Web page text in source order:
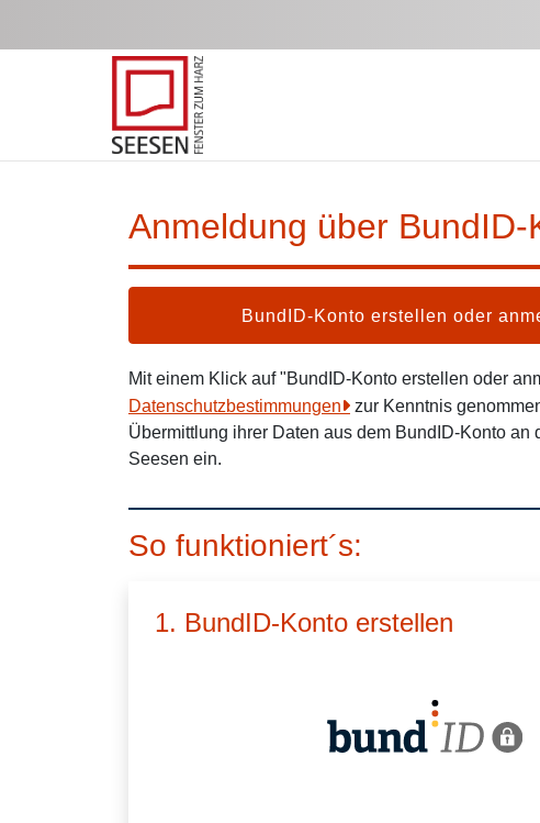
Anmeldung über BundID-
BundID-Konto erstellen oder
Mit einem Klick auf "BundID-Konto erstellen oder
Datenschutzbestimmungen
zur Kenntnis
Übermittlung ihrer Daten aus dem BundID-Konto an
Seesen ein.
So funktioniert´s:
1. BundID-Konto erstellen